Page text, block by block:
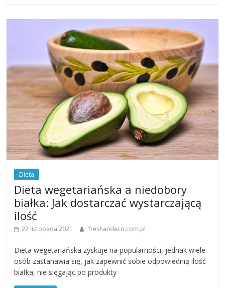
Dieta
Dieta wegetariańska a niedobory
białka: Jak dostarczać wystarczającą
ilość
22 listopada 2021 freshandeco.com.pl
Dieta wegetariańska zyskuje na popularności, jednak wiele
osób zastanawia się, jak zapewnić sobie odpowiednią ilość
białka, nie sięgając po produkty